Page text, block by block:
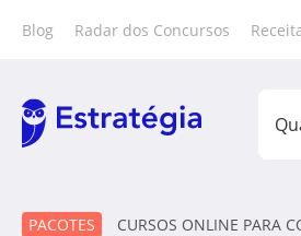
Blog Radar dos Concursos
PACOTES CURSOS ONLINE PARA